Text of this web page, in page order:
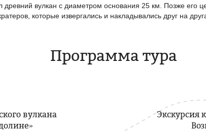
древний вулкан с диаметром основания 25 км. Позже его
которые извергались и накладывались друг на
Программа тура
вулкана
Экскурсия